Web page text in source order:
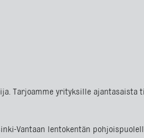
Tarjoamme yrityksille
Vantaan lentokentän